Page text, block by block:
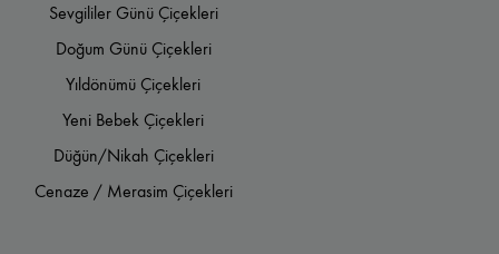
Sevgililer Günü Çiçekleri
Doğum Günü Çiçekleri
Yıldönümü Çiçekleri
Yeni Bebek Çiçekleri
Düğün/Nikah Çiçekleri
Cenaze / Merasim Çiçekleri